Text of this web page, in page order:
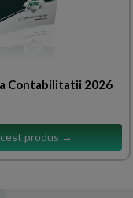
Contabilitatii 2026
produs →